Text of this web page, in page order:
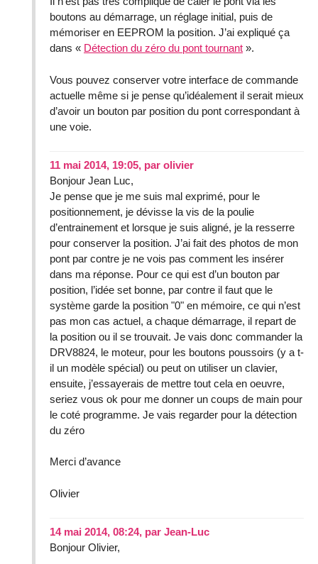
boutons au démarrage, un réglage initial, puis de
mémoriser en EEPROM la position. J’ai expliqué ça
dans « Détection du zéro du pont tournant ».
Vous pouvez conserver votre interface de commande
actuelle même si je pense qu’idéalement il serait mieux
d’avoir un bouton par position du pont correspondant à
une voie.
11 mai 2014, 19:05, par olivier
Bonjour Jean Luc,
Je pense que je me suis mal exprimé, pour le
positionnement, je dévisse la vis de la poulie
d’entrainement et lorsque je suis aligné, je la resserre
pour conserver la position. J’ai fait des photos de mon
pont par contre je ne vois pas comment les insérer
dans ma réponse. Pour ce qui est d’un bouton par
position, l’idée set bonne, par contre il faut que le
système garde la position "0" en mémoire, ce qui n’est
pas mon cas actuel, a chaque démarrage, il repart de
la position ou il se trouvait. Je vais donc commander la
DRV8824, le moteur, pour les boutons poussoirs (y a t-
il un modèle spécial) ou peut on utiliser un clavier,
ensuite, j’essayerais de mettre tout cela en oeuvre,
seriez vous ok pour me donner un coups de main pour
le coté programme. Je vais regarder pour la détection
du zéro
Merci d’avance
Olivier
14 mai 2014, 08:24, par Jean-Luc
Bonjour Olivier,